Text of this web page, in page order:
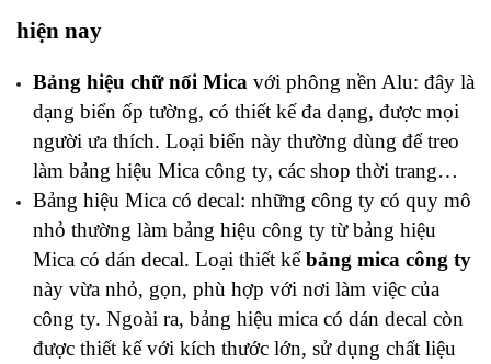
hiện nay
Bảng hiệu chữ nổi Mica với phông nền Alu: đây là
dạng biển ốp tường, có thiết kế đa dạng, được mọi
người ưa thích. Loại biển này thường dùng để treo
làm bảng hiệu Mica công ty, các shop thời trang…
Bảng hiệu Mica có decal: những công ty có quy mô
nhỏ thường làm bảng hiệu công ty từ bảng hiệu
Mica có dán decal. Loại thiết kế bảng mica công ty
này vừa nhỏ, gọn, phù hợp với nơi làm việc của
công ty. Ngoài ra, bảng hiệu mica có dán decal còn
được thiết kế với kích thước lớn, sử dụng chất liệu